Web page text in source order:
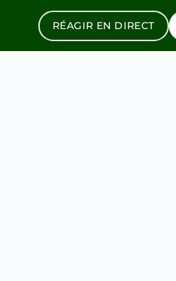
RÉAGIR EN DIRECT